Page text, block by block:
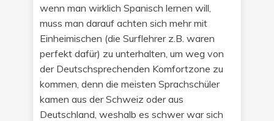
wenn man wirklich Spanisch lernen will,
muss man darauf achten sich mehr mit
Einheimischen (die Surflehrer z.B. waren
perfekt dafür) zu unterhalten, um weg von
der Deutschsprechenden Komfortzone zu
kommen, denn die meisten Sprachschüler
kamen aus der Schweiz oder aus
Deutschland, weshalb es schwer war sich